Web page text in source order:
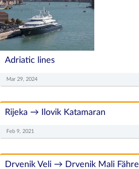
Adriatic lines
Mar 29, 2024
Rijeka → Ilovik Katamaran
Feb 9, 2021
Drvenik Veli → Drvenik Mali Fähre